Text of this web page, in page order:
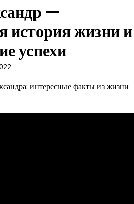
—
история жизни и
успехи